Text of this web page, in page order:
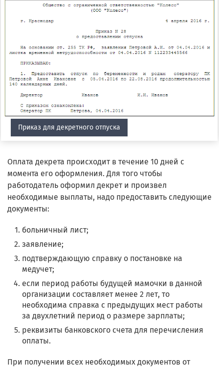
Приказ для декретного отпуска
Оплата декрета происходит в течение 10 дней с
момента его оформления. Для того чтобы
работодатель оформил декрет и произвел
необходимые выплаты, надо предоставить следующие
документы:
больничный лист;
заявление;
подтверждающую справку о постановке на
медучет;
если период работы будущей мамочки в данной
организации составляет менее 2 лет, то
необходима справка с предыдущих мест работы
за двухлетний период о размере зарплаты;
реквизиты банковского счета для перечисления
оплаты.
При получении всех необходимых документов от